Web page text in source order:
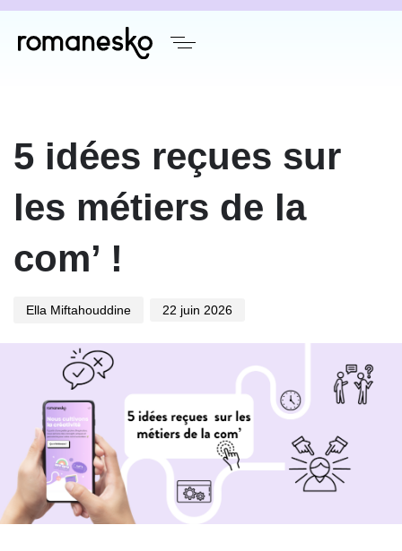
5 idées reçues sur
les métiers de la
com’ !
Ella Miftahouddine 22 juin 2026